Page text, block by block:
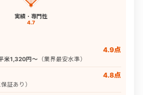
実績・専門性
4.7
4.9点
米1,320円〜 （業界最安水準）
4.8点
証あり）